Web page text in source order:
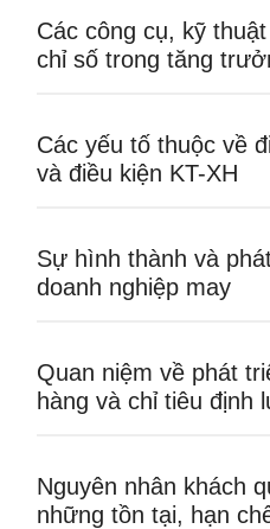
Các công cụ, kỹ
chỉ số trong tăng
Các yếu tố thuộc về
và điều kiện KT-XH
Sự hình thành và
doanh nghiệp may
Quan niệm về phát
hàng và chỉ tiêu định
Nguyên nhân khách
những tồn tại, hạn